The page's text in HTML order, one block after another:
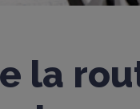
la